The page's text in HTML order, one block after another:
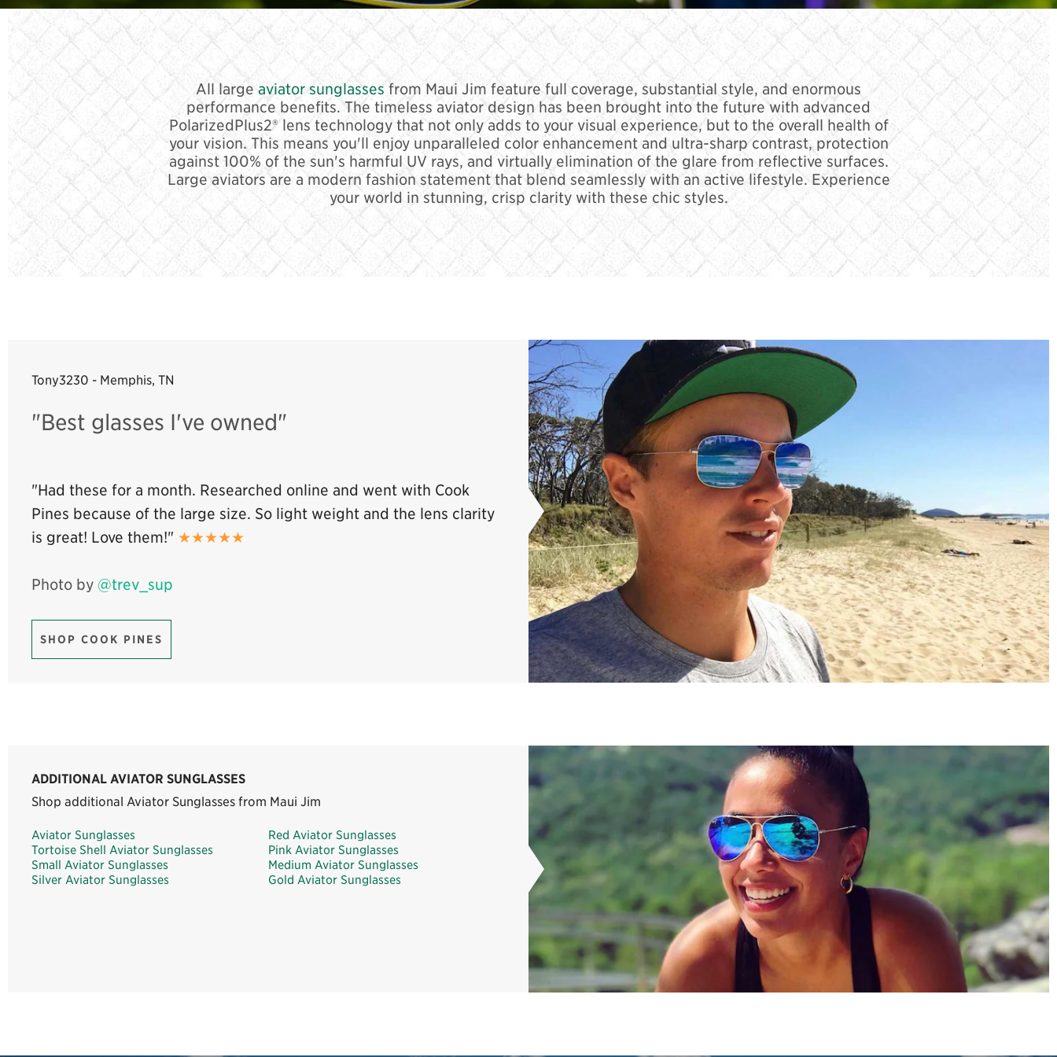
All large aviator sunglasses from Maui Jim feature full coverage, substantial style, and enormous
performance benefits. The timeless aviator design has been brought into the future with advanced
PolarizedPlus2® lens technology that not only adds to your visual experience, but to the overall health of
your vision. This means you'll enjoy unparalleled color enhancement and ultra-sharp contrast, protection
against 100% of the sun's harmful UV rays, and virtually elimination of the glare from reflective surfaces.
Large aviators are a modern fashion statement that blend seamlessly with an active lifestyle. Experience
your world in stunning, crisp clarity with these chic styles.
Tony3230 - Memphis, TN
"Best glasses I've owned"
"Had these for a month. Researched online and went with Cook
Pines because of the large size. So light weight and the lens clarity
is great! Love them!" ★★★★★
Photo by @trev_sup
SHOP COOK PINES
ADDITIONAL AVIATOR SUNGLASSES
Shop additional Aviator Sunglasses from Maui Jim
Aviator Sunglasses
Tortoise Shell Aviator Sunglasses
Small Aviator Sunglasses
Silver Aviator Sunglasses
Red Aviator Sunglasses
Pink Aviator Sunglasses
Medium Aviator Sunglasses
Gold Aviator Sunglasses